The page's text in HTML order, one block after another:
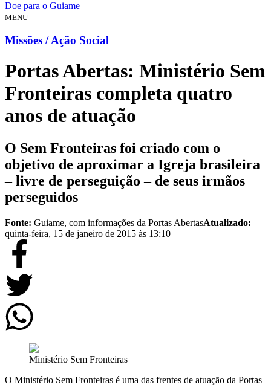
Doe para o Guiame
MENU
Missões / Ação Social
Portas Abertas: Ministério Sem
Fronteiras completa quatro
anos de atuação
O Sem Fronteiras foi criado com o
objetivo de aproximar a Igreja brasileira
– livre de perseguição – de seus irmãos
perseguidos
Fonte: Guiame, com informações da Portas AbertasAtualizado:
quinta-feira, 15 de janeiro de 2015 às 13:10
Ministério Sem Fronteiras
O Ministério Sem Fronteiras é uma das frentes de atuação da Portas